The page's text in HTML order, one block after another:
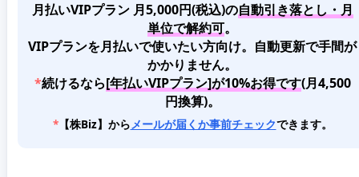
月払いVIPプラン 月5,000円(税込)の自動引き落とし・月
単位で解約可。
VIPプランを月払いで使いたい方向け。自動更新で手間が
かかりません。
*続けるなら[年払いVIPプラン]が10%お得です(月4,500
円換算)。
*【株Biz】からメールが届くか事前チェックできます。